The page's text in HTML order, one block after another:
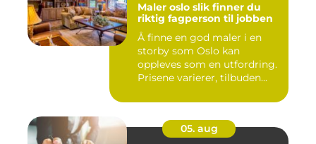
Maler oslo slik finner du
riktig fagperson til jobben
Å finne en god maler i en
storby som Oslo kan
oppleves som en utfordring.
Prisene varierer, tilbuden...
05. aug